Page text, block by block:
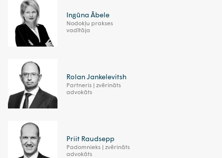
Ingūna Ābele
Nodokļu prakses
vadītāja
Rolan Jankelevitsh
Partneris | zvērināts
advokāts
Priit Raudsepp
Padomnieks | zvērināts
advokāts